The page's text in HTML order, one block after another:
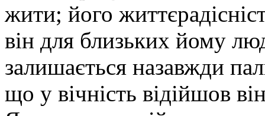
жити; його
він для близьких йому
залишається назавжди
що у вічність відійшов